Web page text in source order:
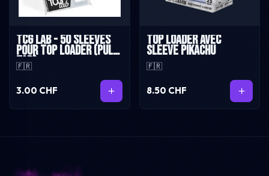
TCG Lab - 50 sleeves
pour top loader (pull
tab)
🇫🇷
3.00 CHF
Top loader avec
sleeve Pikachu
🇫🇷
8.50 CHF